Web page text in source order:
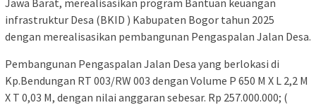
infrastruktur Desa (BKID ) Kabupaten Bogor tahun 2025
dengan merealisasikan pembangunan Pengaspalan Jalan Desa.
Pembangunan Pengaspalan Jalan Desa yang berlokasi di
Kp.Bendungan RT 003/RW 003 dengan Volume P 650 M X L 2,2 M
X T 0,03 M, dengan nilai anggaran sebesar. Rp 257.000.000; (